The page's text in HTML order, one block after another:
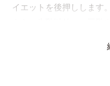
イエットを後押しします。